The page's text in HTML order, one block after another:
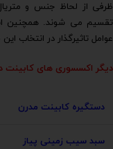
ظرفی از لحاظ جنس و
تقسیم می شوند. همچنین
عوامل تاثیرگذار در انتخاب
دیگر اکسسوری های کابینت
دستگیره کابینت مدرن
سبد سیب زمینی پیاز